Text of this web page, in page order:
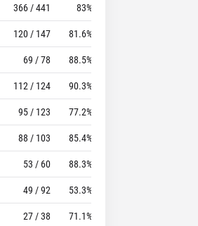
366 / 441 83%
120 / 147 81.6%
69 / 78 88.5%
112 / 124 90.3%
95 / 123 77.2%
88 / 103 85.4%
53 / 60 88.3%
49 / 92 53.3%
27 / 38 71.1%